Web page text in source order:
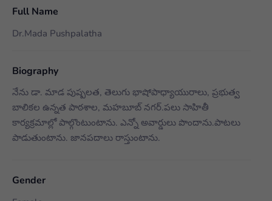
Full Name
Dr.Mada Pushpalatha
Biography
నేను డా. మాడ పుష్పలత, తెలుగు భాషోపాధ్యాయురాలు, ప్రభుత్వ
బాలికల ఉన్నత పాఠశాల, మహబూబ్ నగర్.పలు సాహితీ
కార్యక్రమాల్లో పాల్గొంటుంటాను. ఎన్నో అవార్డులు పొందాను.పాటలు
పాడుతుంటాను. జానపదాలు రాస్తుంటాను.
Gender